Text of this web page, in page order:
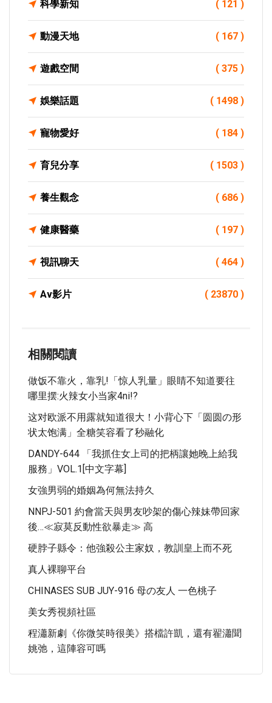
科學新知 ( 121 )
動漫天地 ( 167 )
遊戲空間 ( 375 )
娛樂話題 ( 1498 )
寵物愛好 ( 184 )
育兒分享 ( 1503 )
養生觀念 ( 686 )
健康醫藥 ( 197 )
視訊聊天 ( 464 )
Av影片 ( 23870 )
相關閱讀
做饭不靠火，靠乳!「惊人乳量」眼睛不知道要往
哪里摆:火辣女小当家4ni!?
这对欧派不用露就知道很大！小背心下「圆圆の形
状太饱满」全糖笑容看了秒融化
DANDY-644 「我抓住女上司的把柄讓她晚上給我
服務」VOL.1[中文字幕]
女強男弱的婚姻為何無法持久
NNPJ-501 約會當天與男友吵架的傷心辣妹帶回家
後…≪寂莫反動性欲暴走≫ 高
硬脖子縣令：他強殺公主家奴，教訓皇上而不死
真人裸聊平台
CHINASES SUB JUY-916 母の友人 一色桃子
美女秀視頻社區
程瀟新劇《你微笑時很美》搭檔許凱，還有翟瀟聞
姚弛，這陣容可嗎